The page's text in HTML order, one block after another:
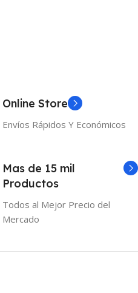
Online Store
Envíos Rápidos Y Económicos
Mas de 15 mil
Productos
Todos al Mejor Precio del
Mercado